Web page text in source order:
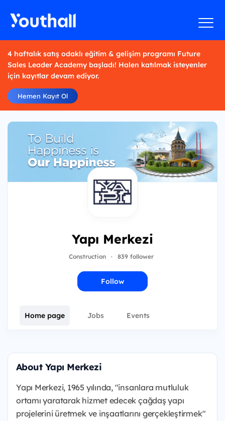
4 haftalık satış odaklı eğitim & gelişim programı Future
Sales Leader Academy başladı! Halen katılmak isteyenler
için kayıtlar devam ediyor.
Hemen Kayıt Ol
Yapı Merkezi
Construction · 839 follower
Follow
Home page Jobs Events
About Yapı Merkezi
Yapı Merkezi, 1965 yılında, "insanlara mutluluk
ortamı yaratarak hizmet edecek çağdaş yapı
projelerini üretmek ve inşaatlarını gerçekleştirmek"